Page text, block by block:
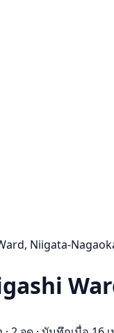
Niigata-